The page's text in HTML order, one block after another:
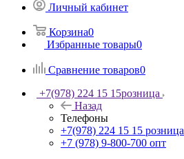
Личный кабинет
Корзина0
Избранные товары0
Сравнение товаров0
+7(978) 224 15 15розница
Назад
Телефоны
+7(978) 224 15 15 розница
+7 (978) 9-800-700 опт